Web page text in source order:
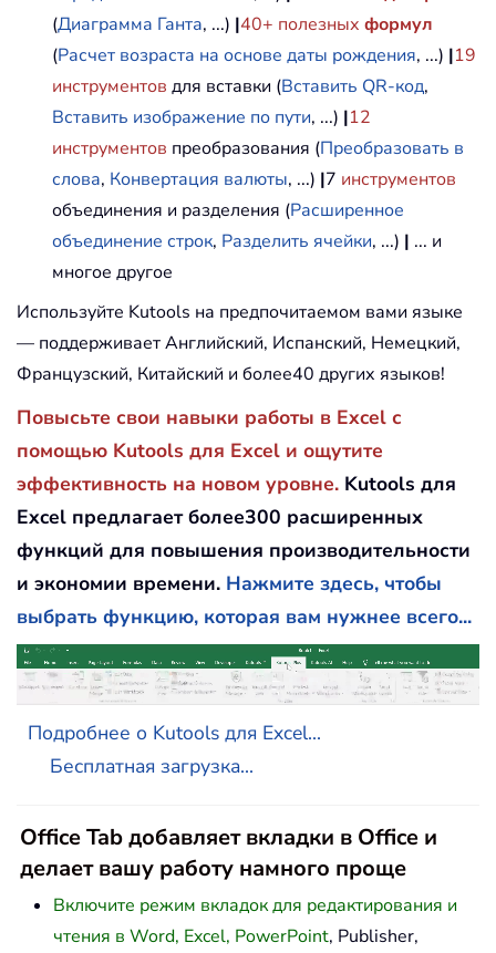
(Диаграмма Ганта, ...) |40+ полезных формул
(Расчет возраста на основе даты рождения, ...) |19
инструментов для вставки (Вставить QR-код,
Вставить изображение по пути, ...) |12
инструментов преобразования (Преобразовать в
слова, Конвертация валюты, ...) |7 инструментов
объединения и разделения (Расширенное
объединение строк, Разделить ячейки, ...) | ... и
многое другое
Используйте Kutools на предпочитаемом вами языке
— поддерживает Английский, Испанский, Немецкий,
Французский, Китайский и более40 других языков!
Повысьте свои навыки работы в Excel с
помощью Kutools для Excel и ощутите
эффективность на новом уровне. Kutools для
Excel предлагает более300 расширенных
функций для повышения производительности
и экономии времени. Нажмите здесь, чтобы
выбрать функцию, которая вам нужнее всего...
Подробнее о Kutools для Excel...
Бесплатная загрузка...
Office Tab добавляет вкладки в Office и
делает вашу работу намного проще
Включите режим вкладок для редактирования и
чтения в Word, Excel, PowerPoint, Publisher,